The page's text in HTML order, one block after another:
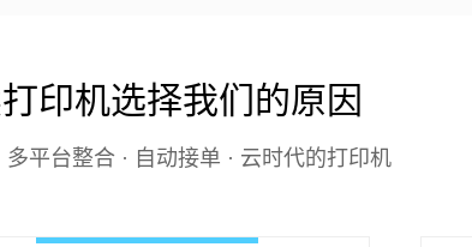
印机选择我们的原因
多平台整合 · 自动接单 · 云时代的打印机